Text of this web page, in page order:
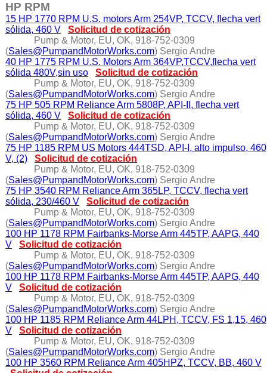
HP RPM
15 HP 1770 RPM U.S. motors Arm 254VP, TCCV, flecha vert
sólida, 460 V
Solicitud de cotización
Pump & Motor, EU, OK, 918-752-0309
(Sales@PumpandMotorWorks.com) Sergio Andre
40 HP 1775 RPM U.S. Motors Arm 364VP,TCCV,flecha vert
sólida 480V,sin uso
Solicitud de cotización
Pump & Motor, EU, OK, 918-752-0309
(Sales@PumpandMotorWorks.com) Sergio Andre
75 HP 505 RPM Reliance Arm 5808P, API-II, flecha vert
sólida, 460 V
Solicitud de cotización
Pump & Motor, EU, OK, 918-752-0309
(Sales@PumpandMotorWorks.com) Sergio Andre
75 HP 1185 RPM US Motors 444TSD, API-I, alto impulso, 460
V, (2)
Solicitud de cotización
Pump & Motor, EU, OK, 918-752-0309
(Sales@PumpandMotorWorks.com) Sergio Andre
75 HP 3540 RPM Reliance Arm 365LP, TCCV, flecha vert
sólida, 230/460 V
Solicitud de cotización
Pump & Motor, EU, OK, 918-752-0309
(Sales@PumpandMotorWorks.com) Sergio Andre
100 HP 1178 RPM Fairbanks-Morse Arm 445TP, AAPG, 440
V
Solicitud de cotización
Pump & Motor, EU, OK, 918-752-0309
(Sales@PumpandMotorWorks.com) Sergio Andre
100 HP 1178 RPM Fairbanks-Morse Arm 445TP, AAPG, 440
V
Solicitud de cotización
Pump & Motor, EU, OK, 918-752-0309
(Sales@PumpandMotorWorks.com) Sergio Andre
100 HP 1185 RPM Reliance Arm 44LPH, TCCV, FS 1,15, 460
V
Solicitud de cotización
Pump & Motor, EU, OK, 918-752-0309
(Sales@PumpandMotorWorks.com) Sergio Andre
100 HP 3560 RPM Reliance Arm 405HPZ, TCCV, BB, 460 V